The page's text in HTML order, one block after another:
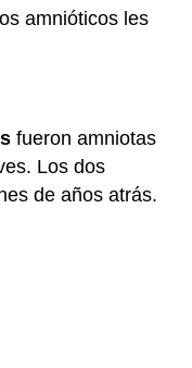
Resumen
Revisar
amnióticos les
fueron amniotas
Los dos
de años atrás.